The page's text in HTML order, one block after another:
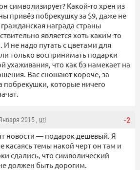
символизирует? Какой-то хрен из
привёз побрекушку за $9, даже не
награда страны
является хоть каким-то
не надо путать с цветами для
только воспринимать подарки
ухаживания, что как бэ намекает на
Вас сношают короче, за
побрекушки, которые ничего
-2
2015 , url
новости — подарок дешевый. Я
касаясь темы накой черт он там и
сдались, что символический
должен быть дорогим.